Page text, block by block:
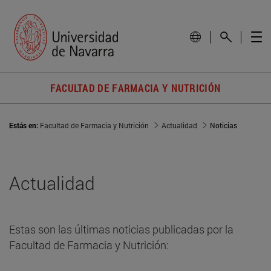
FACULTAD DE FARMACIA Y NUTRICIÓN
Estás en: Facultad de Farmacia y Nutrición Actualidad Noticias
Actualidad
Estas son las últimas noticias publicadas por la
Facultad de Farmacia y Nutrición: